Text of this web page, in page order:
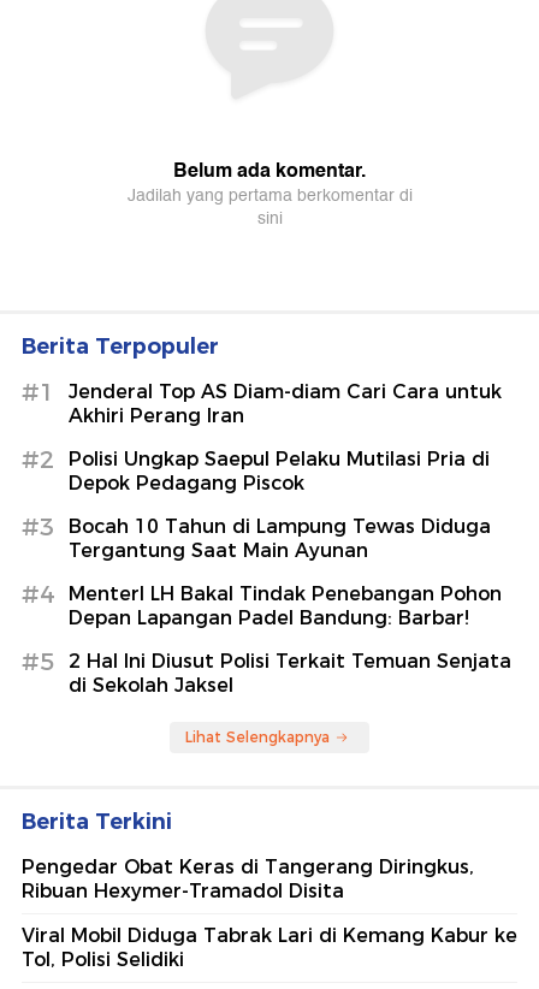
Berita Terpopuler
#1
Jenderal Top AS Diam-diam Cari Cara untuk
Akhiri Perang Iran
#2
Polisi Ungkap Saepul Pelaku Mutilasi Pria di
Depok Pedagang Piscok
#3
Bocah 10 Tahun di Lampung Tewas Diduga
Tergantung Saat Main Ayunan
#4
MenterI LH Bakal Tindak Penebangan Pohon
Depan Lapangan Padel Bandung: Barbar!
#5
2 Hal Ini Diusut Polisi Terkait Temuan Senjata
di Sekolah Jaksel
Lihat Selengkapnya
Berita Terkini
Pengedar Obat Keras di Tangerang Diringkus,
Ribuan Hexymer-Tramadol Disita
Viral Mobil Diduga Tabrak Lari di Kemang Kabur ke
Tol, Polisi Selidiki